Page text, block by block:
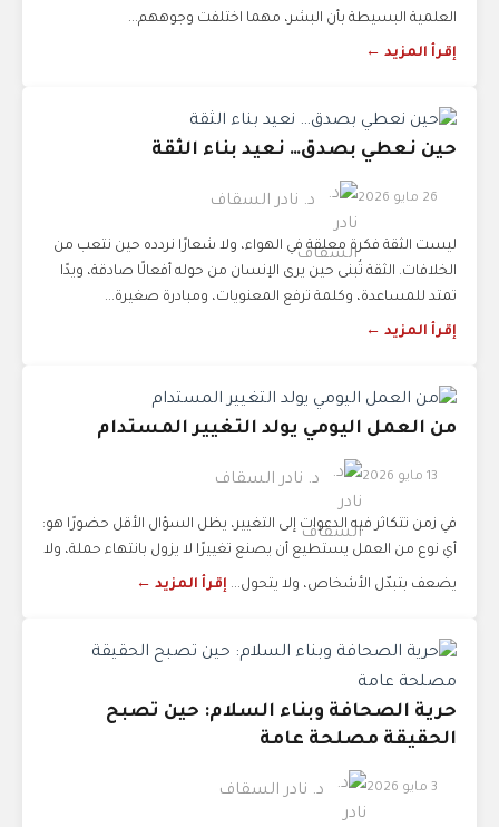
العلمية البسيطة بأن البشر، مهما اختلفت وجوههم...
إقرأ المزيد ←
حين نعطي بصدق… نعيد بناء الثقة
26 مايو 2026 د. نادر السقاف
ليست الثقة فكرة معلقة في الهواء، ولا شعارًا نردده حين نتعب من
الخلافات. الثقة تُبنى حين يرى الإنسان من حوله أفعالًا صادقة، ويدًا
تمتد للمساعدة، وكلمة ترفع المعنويات، ومبادرة صغيرة...
إقرأ المزيد ←
من العمل اليومي يولد التغيير المستدام
13 مايو 2026 د. نادر السقاف
في زمن تتكاثر فيه الدعوات إلى التغيير، يظل السؤال الأقل حضورًا هو:
أي نوع من العمل يستطيع أن يصنع تغييرًا لا يزول بانتهاء حملة، ولا
يضعف بتبدّل الأشخاص، ولا يتحول... إقرأ المزيد ←
حرية الصحافة وبناء السلام: حين تصبح
الحقيقة مصلحة عامة
3 مايو 2026 د. نادر السقاف